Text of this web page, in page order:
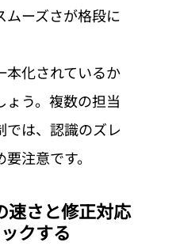
ムーズさが格段に
本化されているか
ょう。複数の担当
では、認識のズレ
注意です。
速さと修正対応
クする